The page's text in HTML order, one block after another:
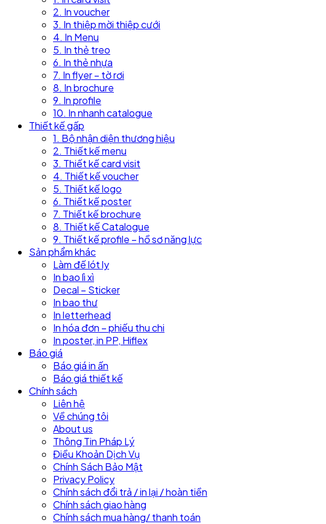
2. In voucher
3. In thiệp mời thiệp cưới
4. In Menu
5. In thẻ treo
6. In thẻ nhựa
7. In flyer – tờ rơi
8. In brochure
9. In profile
10. In nhanh catalogue
Thiết kế gấp
1. Bộ nhận diện thương hiệu
2. Thiết kế menu
3. Thiết kế card visit
4. Thiết kế voucher
5. Thiết kế logo
6. Thiết kế poster
7. Thiết kế brochure
8. Thiết kế Catalogue
9. Thiết kế profile – hồ sơ năng lực
Sản phẩm khác
Làm đế lót ly
In bao lì xì
Decal – Sticker
In bao thư
In letterhead
In hóa đơn – phiếu thu chi
In poster, in PP, Hiflex
Báo giá
Báo giá in ấn
Báo giá thiết kế
Chính sách
Liên hệ
Về chúng tôi
About us
Thông Tin Pháp Lý
Điều Khoản Dịch Vụ
Chính Sách Bảo Mật
Privacy Policy
Chính sách đổi trả / in lại / hoàn tiền
Chính sách giao hàng
Chính sách mua hàng/ thanh toán